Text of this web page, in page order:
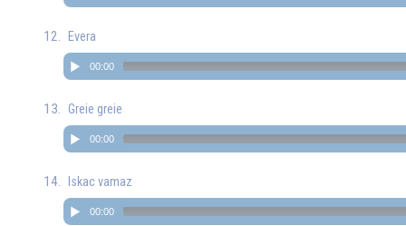
Evera
00:00
Greie greie
00:00
Iskac vamaz
00:00